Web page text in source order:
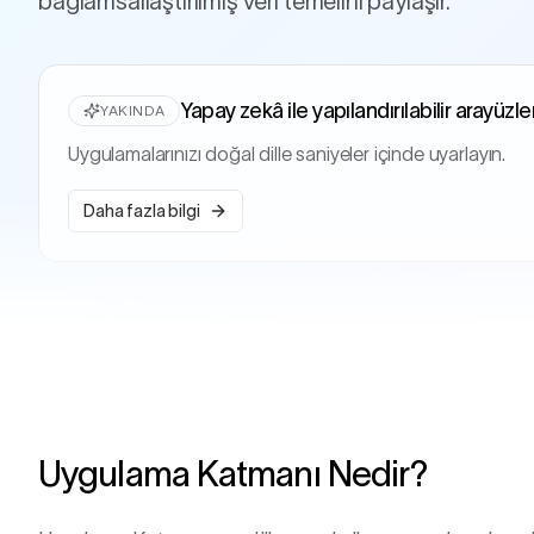
YAKINDA Yapay zekâ ile yapılandırılabilir
Uygulamalarınızı doğal dille saniyeler içinde uyarlayın.
Daha fazla bilgi
Uygulama Katmanı Nedir?